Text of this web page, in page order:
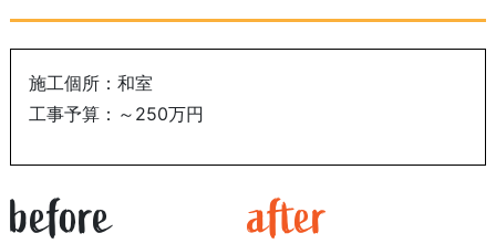
施工個所：和室
工事予算：～250万円
before after